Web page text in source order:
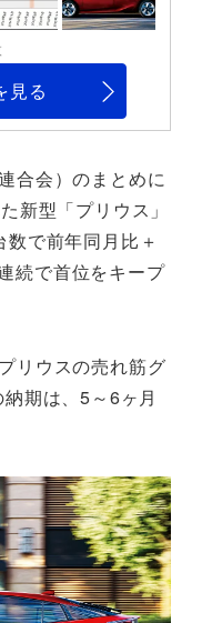
見る
合会）のまとめに
新型「プリウス」
で前年同月比＋
続で首位をキープ
リウスの売れ筋グ
期は、5～6ヶ月